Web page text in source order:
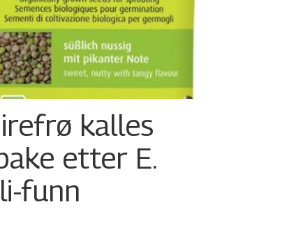
kalles
etter E.
funn